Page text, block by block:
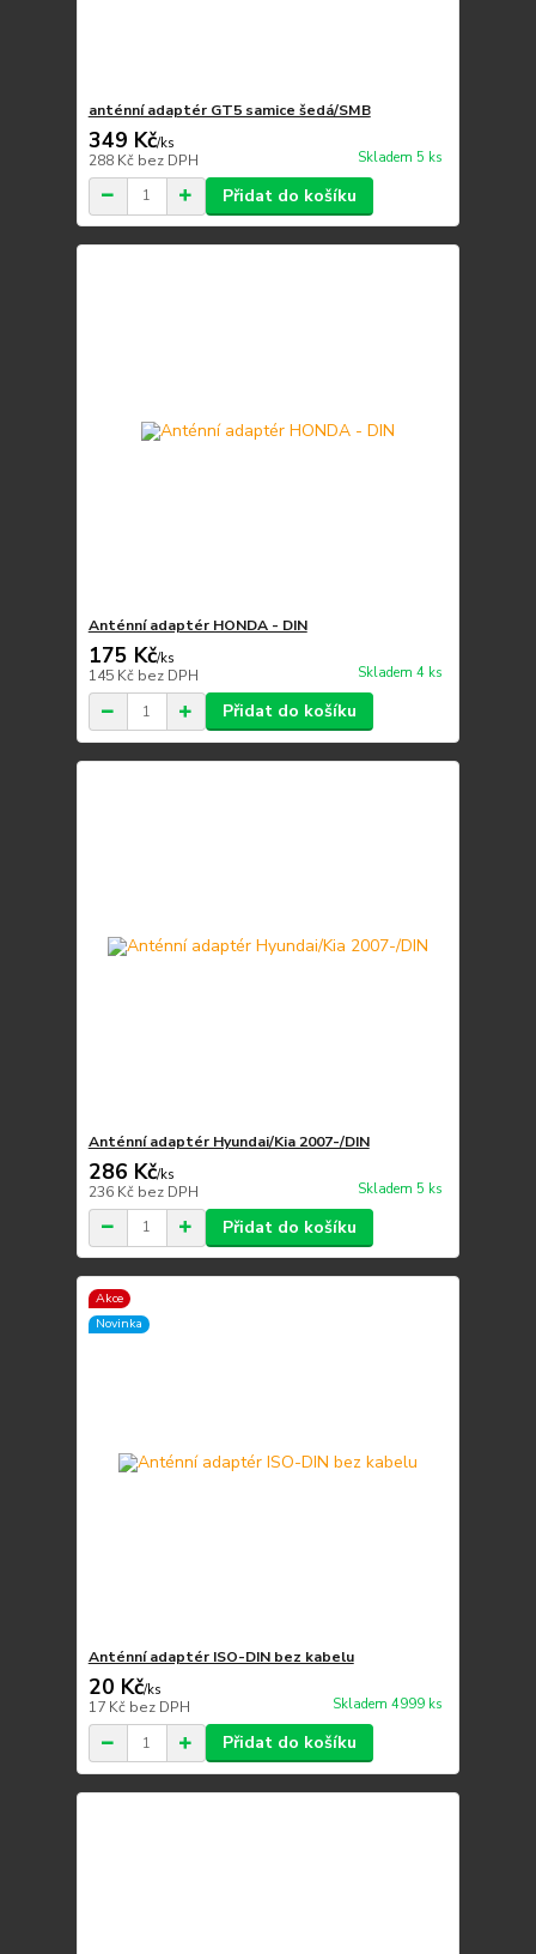
anténní adaptér GT5 samice šedá/SMB
349 Kč/ks
288 Kč bez DPH Skladem 5 ks
Přidat do košíku
Anténní adaptér HONDA - DIN
175 Kč/ks
145 Kč bez DPH Skladem 4 ks
Přidat do košíku
Anténní adaptér Hyundai/Kia 2007-/DIN
286 Kč/ks
236 Kč bez DPH Skladem 5 ks
Přidat do košíku
Akce
Novinka
Anténní adaptér ISO-DIN bez kabelu
20 Kč/ks
17 Kč bez DPH Skladem 4999 ks
Přidat do košíku